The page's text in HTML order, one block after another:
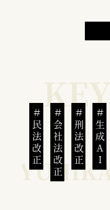
民法改正 会社法改正 刑法改正 生成AI